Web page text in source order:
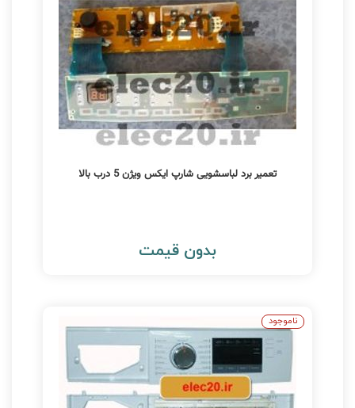
تعمیر برد لباسشویی شارپ ایکس ویژن 5 درب بالا
بدون قیمت
ناموجود